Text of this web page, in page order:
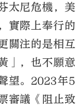
太尼危機，美
實際上奉行的
關注的是相互
」，也不願意
望。2023年5
審議《阻止致